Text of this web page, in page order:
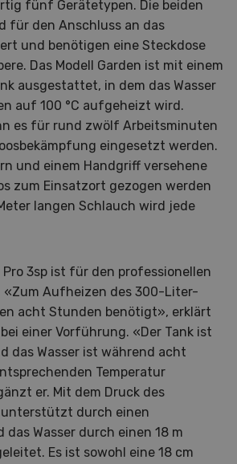
fünf Gerätetypen. Die beiden
für den Anschluss an das
und benötigen eine Steckdose
Das Modell Garden ist mit einem
ausgestattet, in dem das Wasser
auf 100 °C aufgeheizt wird.
es für rund zwölf Arbeitsminuten
eingesetzt werden.
und einem Handgriff versehene
zum Einsatzort gezogen werden
langen Schlauch wird jede
Pro 3sp ist für den professionellen
«Zum Aufheizen des 300-Liter-
acht Stunden benötigt», erklärt
einer Vorführung. «Der Tank ist
das Wasser ist während acht
Temperatur
er. Mit dem Druck des
unterstützt durch einen
Wasser durch einen 18 m
Es ist sowohl eine 18 cm